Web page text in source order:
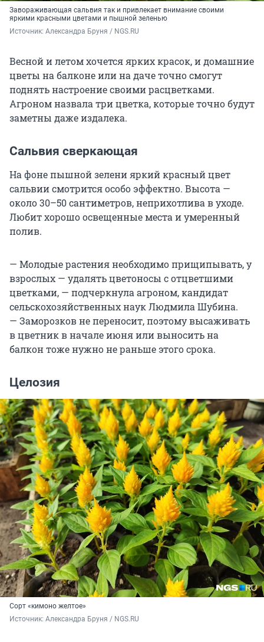
Завораживающая сальвия так и привлекает внимание своими
яркими красными цветами и пышной зеленью
Источник: Александра Бруня / NGS.RU
Весной и летом хочется ярких красок, и домашние
цветы на балконе или на даче точно смогут
поднять настроение своими расцветками.
Агроном назвала три цветка, которые точно будут
заметны даже издалека.
Сальвия сверкающая
На фоне пышной зелени яркий красный цвет
сальвии смотрится особо эффектно. Высота —
около 30–50 сантиметров, неприхотлива в уходе.
Любит хорошо освещенные места и умеренный
полив.
— Молодые растения необходимо прищипывать, у
взрослых — удалять цветоносы с отцветшими
цветками, — подчеркнула агроном, кандидат
сельскохозяйственных наук Людмила Шубина.
— Заморозков не переносит, поэтому высаживать
в цветник в начале июня или выносить на
балкон тоже нужно не раньше этого срока.
Целозия
Сорт «кимоно желтое»
Источник: Александра Бруня / NGS.RU